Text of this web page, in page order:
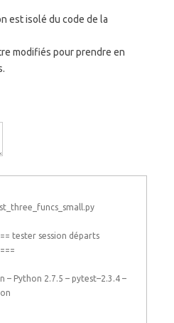
est isolé du code de la
modifiés pour prendre en
.py
== tester session départs
===
– Python 2.7.5 – pytest–2.3.4 –